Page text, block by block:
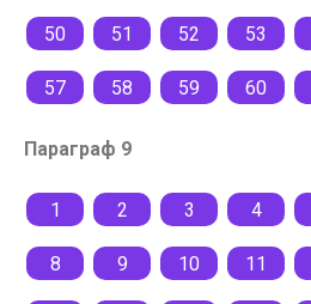
50 51 52 53
57 58 59 60
Параграф 9
1 2 3 4
8 9 10 11